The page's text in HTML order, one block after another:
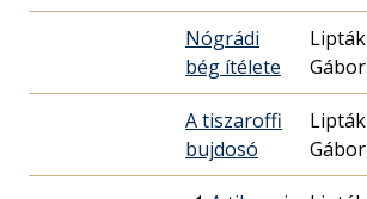
Nógrádi
bég ítélete
Lipták
Gábor
A tiszaroffi
bujdosó
Lipták
Gábor